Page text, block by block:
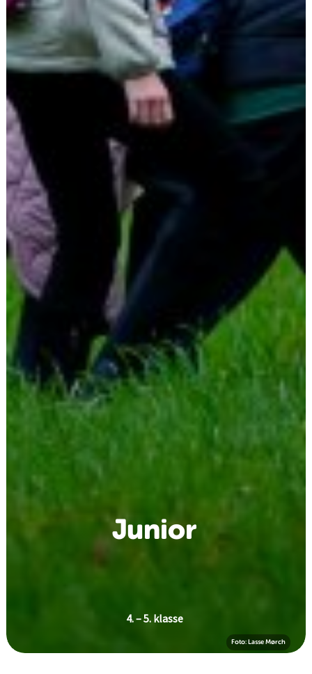
Junior
4. – 5. klasse
Foto: Lasse Mørch